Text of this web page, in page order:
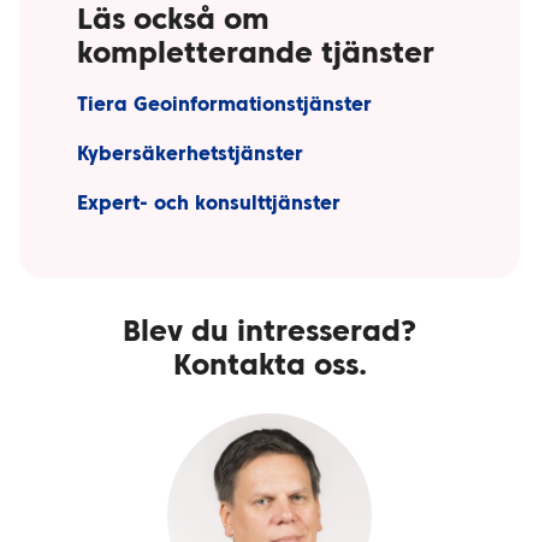
Läs också om
kompletterande tjänster
Tiera Geoinformationstjänster
Kybersäkerhetstjänster
Expert- och konsulttjänster
Blev du intresserad?
Kontakta oss.